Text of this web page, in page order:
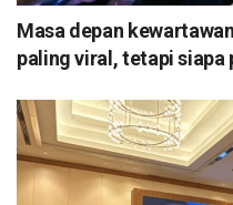
Masa depan
paling viral, tetapi siapa